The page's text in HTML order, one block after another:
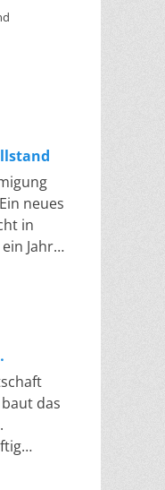
neues
in
Jahr,
das